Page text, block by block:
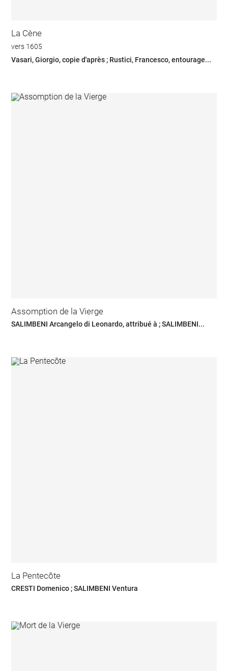
La Cène
vers 1605
Vasari, Giorgio, copie d'après ; Rustici, Francesco, entourage...
Assomption de la Vierge
SALIMBENI Arcangelo di Leonardo, attribué à ; SALIMBENI...
La Pentecôte
CRESTI Domenico ; SALIMBENI Ventura